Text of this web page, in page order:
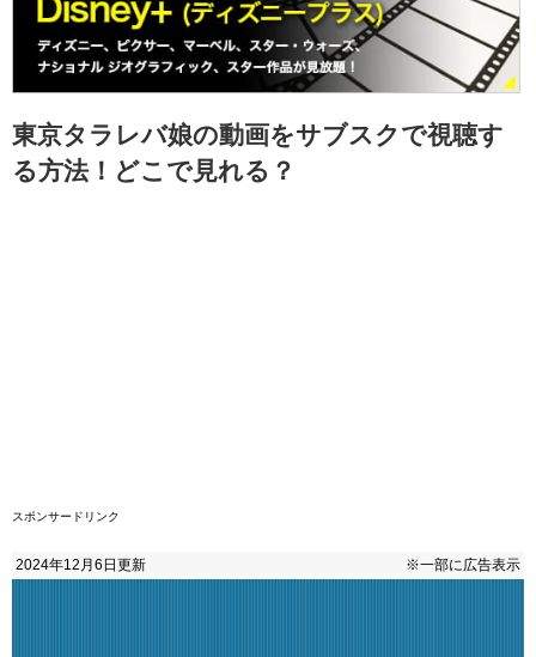
東京タラレバ娘の動画をサブスクで視聴す
る方法！どこで見れる？
スポンサードリンク
2024年12月6日更新 ※一部に広告表示